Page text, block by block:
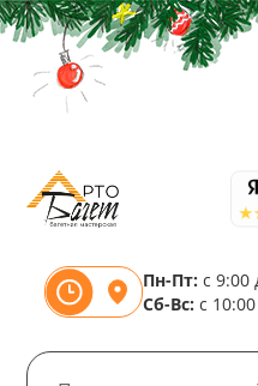
Пн-Пт: с 9:00
Сб-Вс: с